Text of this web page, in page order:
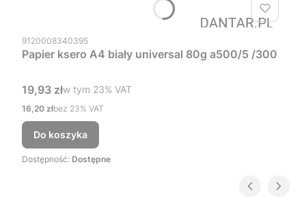
Kod produktu
9120008340395
Papier ksero A4 biały universal 80g a500/5 /300
Cena brutto
19,93 złw tym %s VAT
w tym 23% VAT
Cena netto
16,20 złbez 23% VAT
Do koszyka
Dostępność: Dostępne